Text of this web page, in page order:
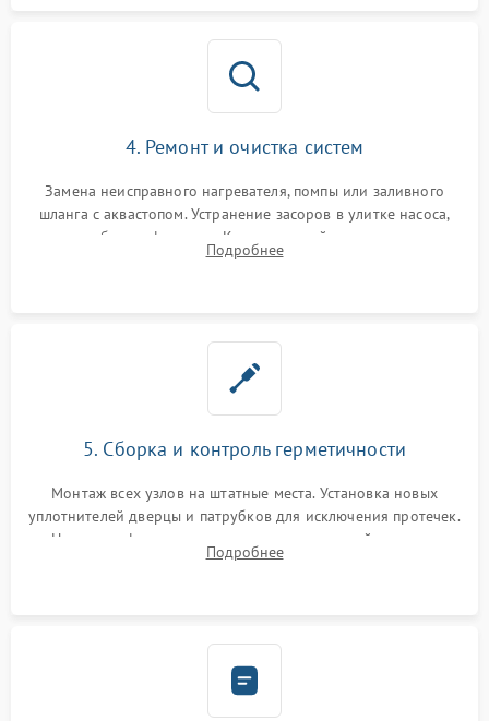
4. Ремонт и очистка систем
Замена неисправного нагревателя, помпы или заливного
шланга с аквастопом. Устранение засоров в улитке насоса,
патрубках и фильтрах. Компонентный ремонт платы
управления, восстановление поврежденной проводки.
Подробнее
5. Сборка и контроль герметичности
Монтаж всех узлов на штатные места. Установка новых
уплотнителей дверцы и патрубков для исключения протечек.
Надежная фиксация хомутов гидравлической системы,
сборка корпуса и установка датчика поплавка.
Подробнее